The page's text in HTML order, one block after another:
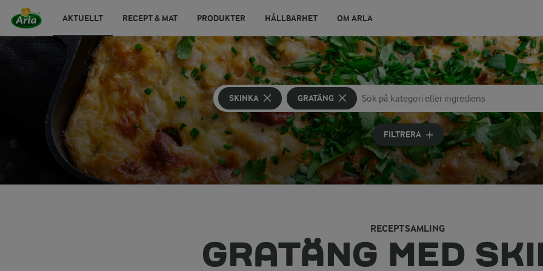
AKTUELLT RECEPT & MAT PRODUKTER HÅLLBARHET OM ARLA
SKINKA GRATÄNG
Sök på kategori eller ingrediens
Skriv in sökord för att få förslag
FILTRERA
RECEPTSAMLING
GRATÄNG MED